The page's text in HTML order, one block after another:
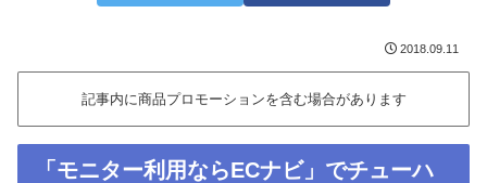
2018.09.11
記事内に商品プロモーションを含む場合があります
「モニター利用ならECナビ」でチューハ